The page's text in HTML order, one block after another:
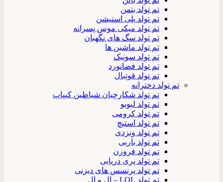
تم تولد بتمن
تم تولد پلی استیشن
تم تولد میکی موس پسرانه
تم تولد سگ های نگهبان
تم تولد ماشین ها
تم تولد سونیک
تم تولد فضانورد
تم تولد فوتبال
تم تولد دخترانه
تم تولد شکارچیان شیاطین کیپاپ
تم تولد لبوبو
تم تولد کرومی
تم تولد استیچ
تم تولد ونزدی
تم تولد باربی
تم تولد فروزن
تم تولد پری دریایی
تم تولد پرنسس های دیزنی
تم تولد LOL – ال و ال